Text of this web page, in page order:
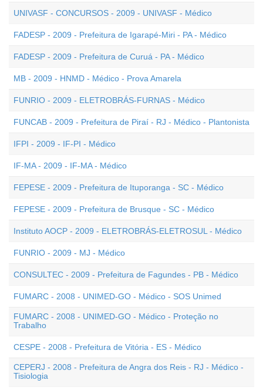
UNIVASF - CONCURSOS - 2009 - UNIVASF - Médico
FADESP - 2009 - Prefeitura de Igarapé-Miri - PA - Médico
FADESP - 2009 - Prefeitura de Curuá - PA - Médico
MB - 2009 - HNMD - Médico - Prova Amarela
FUNRIO - 2009 - ELETROBRÁS-FURNAS - Médico
FUNCAB - 2009 - Prefeitura de Piraí - RJ - Médico - Plantonista
IFPI - 2009 - IF-PI - Médico
IF-MA - 2009 - IF-MA - Médico
FEPESE - 2009 - Prefeitura de Ituporanga - SC - Médico
FEPESE - 2009 - Prefeitura de Brusque - SC - Médico
Instituto AOCP - 2009 - ELETROBRÁS-ELETROSUL - Médico
FUNRIO - 2009 - MJ - Médico
CONSULTEC - 2009 - Prefeitura de Fagundes - PB - Médico
FUMARC - 2008 - UNIMED-GO - Médico - SOS Unimed
FUMARC - 2008 - UNIMED-GO - Médico - Proteção no
Trabalho
CESPE - 2008 - Prefeitura de Vitória - ES - Médico
CEPERJ - 2008 - Prefeitura de Angra dos Reis - RJ - Médico -
Tisiologia